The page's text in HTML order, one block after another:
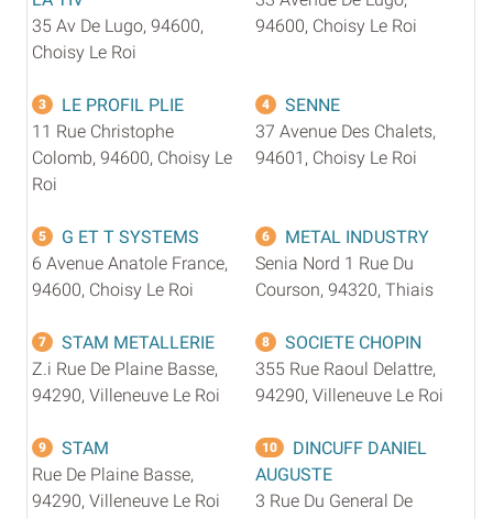
35 Av De Lugo, 94600,
Choisy Le Roi
94600, Choisy Le Roi
3
LE PROFIL PLIE
11 Rue Christophe
Colomb, 94600, Choisy Le
Roi
4
SENNE
37 Avenue Des Chalets,
94601, Choisy Le Roi
5
G ET T SYSTEMS
6 Avenue Anatole France,
94600, Choisy Le Roi
6
METAL INDUSTRY
Senia Nord 1 Rue Du
Courson, 94320, Thiais
7
STAM METALLERIE
Z.i Rue De Plaine Basse,
94290, Villeneuve Le Roi
8
SOCIETE CHOPIN
355 Rue Raoul Delattre,
94290, Villeneuve Le Roi
9
STAM
Rue De Plaine Basse,
94290, Villeneuve Le Roi
10
DINCUFF DANIEL
AUGUSTE
3 Rue Du General De